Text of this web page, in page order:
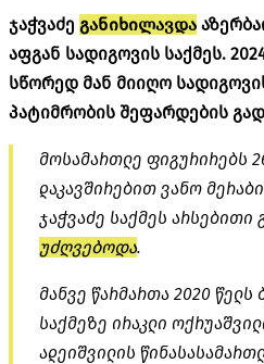
ჯაჭვაძე განიხილავდა
აფგან სადიგოვის საქმეს.
სწორედ მან მიიღო
პატიმრობის შეფარდების
მოსამართლე ფიგურირებს
დაკავშირებით ვანო
ჯაჭვაძე საქმეს არსებითი
უძღვებოდა.
მანვე წარმართა 2020 წელს
საქმეზე ირაკლი
ადეიშვილის